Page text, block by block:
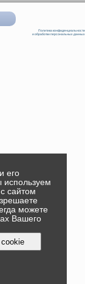
Политика конфиденциальности
и обработки персональных данных
его
используем
сайтом
можете
Вашего
cookie